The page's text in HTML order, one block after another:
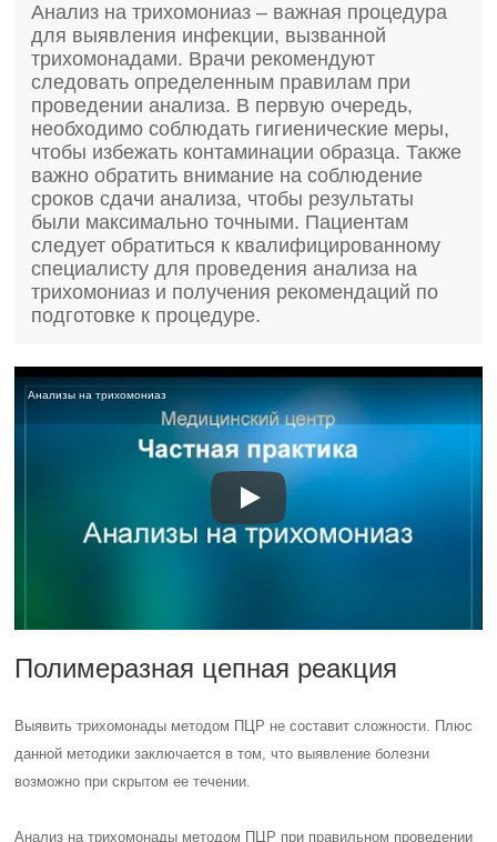
Анализ на трихомониаз – важная процедура
для выявления инфекции, вызванной
трихомонадами. Врачи рекомендуют
следовать определенным правилам при
проведении анализа. В первую очередь,
необходимо соблюдать гигиенические меры,
чтобы избежать контаминации образца. Также
важно обратить внимание на соблюдение
сроков сдачи анализа, чтобы результаты
были максимально точными. Пациентам
следует обратиться к квалифицированному
специалисту для проведения анализа на
трихомониаз и получения рекомендаций по
подготовке к процедуре.
Анализы на трихомониаз
Полимеразная цепная реакция
Выявить трихомонады методом ПЦР не составит сложности. Плюс
данной методики заключается в том, что выявление болезни
возможно при скрытом ее течении.
Анализ на трихомонады методом ПЦР при правильном проведении